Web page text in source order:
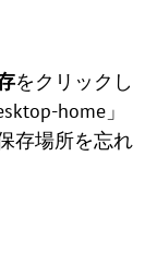
をクリックし
home」
存場所を忘れ